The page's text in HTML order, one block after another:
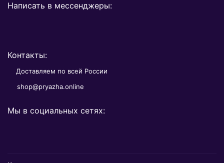
Написать в мессенджеры:
Контакты:
Доставляем по всей России
shop@pryazha.online
Мы в социальных сетях: